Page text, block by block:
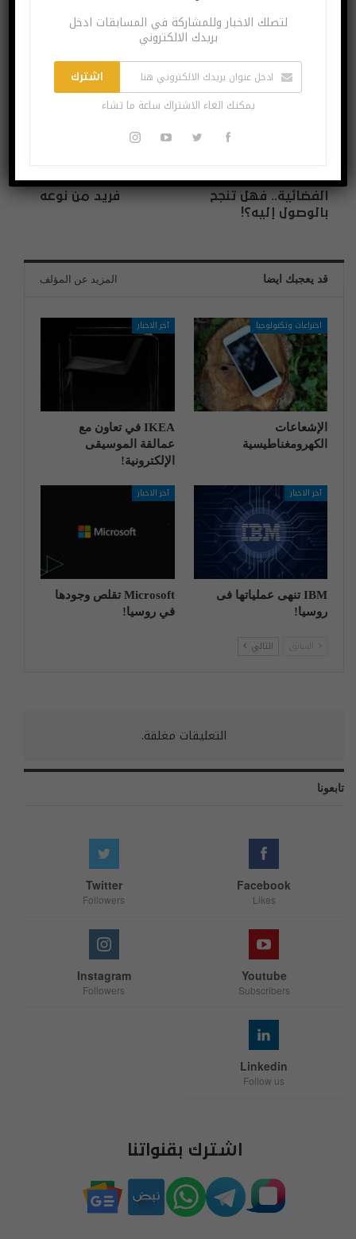
يمكنك الغاء الاشتراك ساعة ما تشاء
البوست السابق
في جدول اهتماماتها
الفضائية.. فهل تنجح
بالوصول إليه؟!
البوست القادم
لحماية المنازل.. اختراع
فريد من نوعه
قد يعجبك ايضا المزيد عن المؤلف
اختراعات وتكنولوجيا
الإشعاعات
الكهرومغناطيسية
آخر الاخبار
IKEA في تعاون مع
عمالقة الموسيقى
الإلكترونية!
آخر الاخبار
IBM تنهی عملیاتها فی
روسیا!
آخر الاخبار
Microsoft تقلص وجودها
في روسيا!
التالي
التعليقات مغلقة.
تابعونا
Facebook
Likes
Twitter
Followers
Youtube
Subscribers
Instagram
Followers
Linkedin
Follow us
اشترك بقنواتنا
لتصلك الاخبار وللمشاركة في المسابقات ادخل
بريدك الالكتروني
اشترك
يمكنك الغاء الاشتراك ساعة ما تشاء